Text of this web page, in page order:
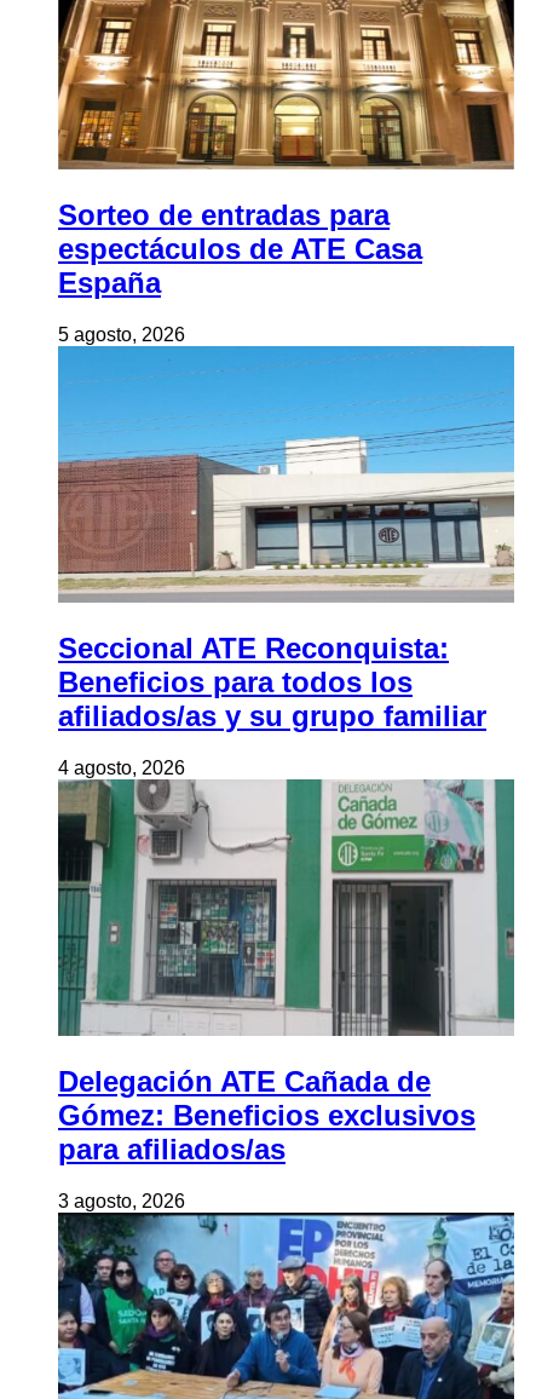
Sorteo de entradas para
espectáculos de ATE Casa
España
5 agosto, 2026
Seccional ATE Reconquista:
Beneficios para todos los
afiliados/as y su grupo familiar
4 agosto, 2026
Delegación ATE Cañada de
Gómez: Beneficios exclusivos
para afiliados/as
3 agosto, 2026